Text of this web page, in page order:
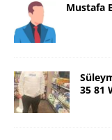
Mustafa
35 81